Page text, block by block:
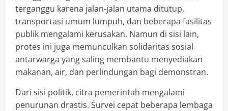
terganggu karena jalan-jalan utama ditutup,
transportasi umum lumpuh, dan beberapa fasilitas
publik mengalami kerusakan. Namun di sisi lain,
protes ini juga memunculkan solidaritas sosial
antarwarga yang saling membantu menyediakan
makanan, air, dan perlindungan bagi demonstran.
Dari sisi politik, citra pemerintah mengalami
penurunan drastis. Survei cepat beberapa lembaga